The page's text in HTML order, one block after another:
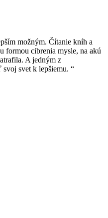
možným. Čítanie kníh a
formou cibrenia mysle, na akú
A jedným z
svet k lepšiemu.